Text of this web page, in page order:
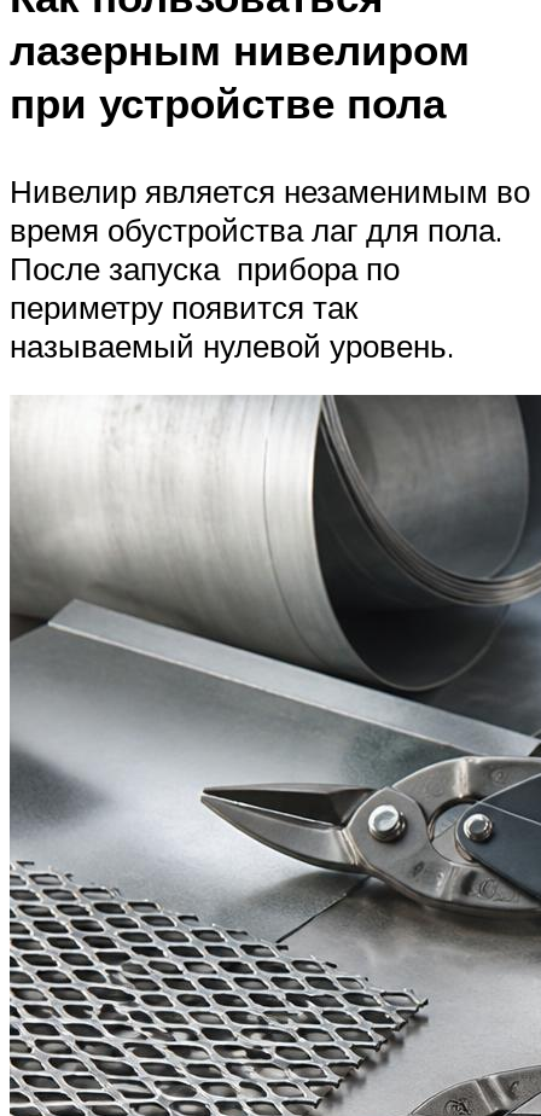
лазерным нивелиром
при устройстве пола
Нивелир является незаменимым во
время обустройства лаг для пола.
После запуска прибора по
периметру появится так
называемый нулевой уровень.